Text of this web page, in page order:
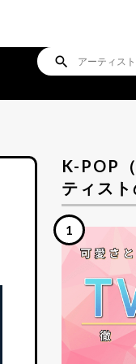
search
K-POP
ティス